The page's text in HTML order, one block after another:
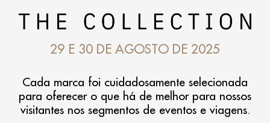
29 E 30 DE AGOSTO DE 2025
Cada marca foi cuidadosamente selecionada
para oferecer o que há de melhor para nossos
visitantes nos segmentos de eventos e viagens.